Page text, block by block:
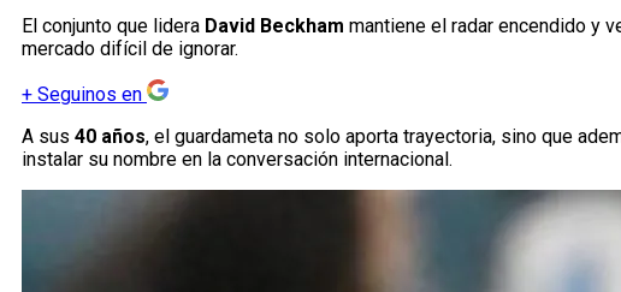
El conjunto que lidera David Beckham mantiene el radar encendido y
mercado difícil de ignorar.
+ Seguinos en
A sus 40 años, el guardameta no solo aporta trayectoria, sino que
instalar su nombre en la conversación internacional.